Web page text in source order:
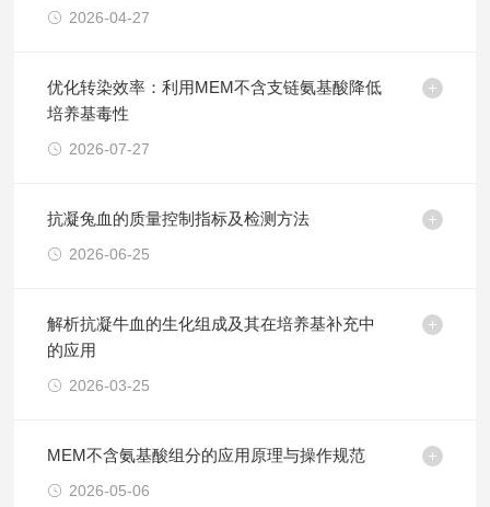
2026-04-27
优化转染效率：利用MEM不含支链氨基酸降低
培养基毒性
2026-07-27
抗凝兔血的质量控制指标及检测方法
2026-06-25
解析抗凝牛血的生化组成及其在培养基补充中
的应用
2026-03-25
MEM不含氨基酸组分的应用原理与操作规范
2026-05-06